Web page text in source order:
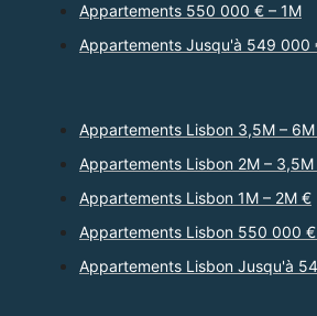
Appartements 550 000 € – 1M
Appartements Jusqu'à 549 000
Appartements Lisbon 3,5M –
Appartements Lisbon 2M –
Appartements Lisbon 1M – 2M €
Appartements Lisbon 550 000 €
Appartements Lisbon Jusqu'à